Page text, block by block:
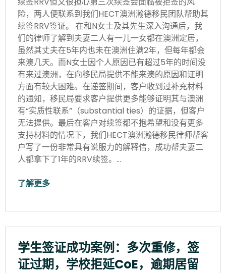
险，两人便联系到我们HECT澳洲瀚德移民团队帮助其
续签RRV签证。 在和N女士及其先生深入沟通后，我
们的律师了解到夫妻二人有一儿一女都在澳洲定居，
虽然其丈夫在5年内也未在澳洲住满2年，但每年都会
来澳几天。而N女士因个人原因已有超过5年的时间没
有来过澳洲，在向移民局提供不能来澳的原因和证明
方面有较大困难。在递签期间，客户收到过补充材料
的通知，移民局要求客户提供更多能够证明其与澳洲
有“实质性联系”（substantial ties）的证据，但客户
无法提供。最后在客户对续签都不抱希望和没有更多
支持材料的情况下，我们HECT澳洲瀚德移民律师帮客
户写了一份非常具有说服力的解释信，成功帮夫妻二
人都拿下了1年的RRV续签。…
了解更多
学生签证成功案例：多次重修，签
证过期，学校拒延CoE，逾期居留